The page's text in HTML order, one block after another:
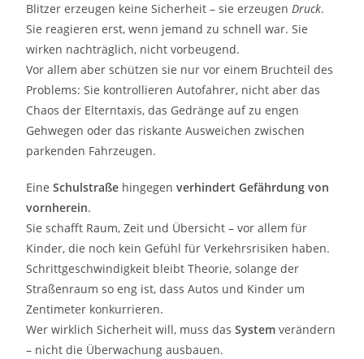
Blitzer erzeugen keine Sicherheit – sie erzeugenDruck.
Sie reagieren erst, wenn jemand zu schnell war. Sie
wirken nachträglich, nicht vorbeugend.
Vor allem aber schützen sie nur vor einem Bruchteil des
Problems: Sie kontrollieren Autofahrer, nicht aber das
Chaos der Elterntaxis, das Gedränge auf zu engen
Gehwegen oder das riskante Ausweichen zwischen
parkenden Fahrzeugen.
EineSchulstraße hingegenverhindert Gefährdung von
vornherein.
Sie schafft Raum, Zeit und Übersicht – vor allem für
Kinder, die noch kein Gefühl für Verkehrsrisiken haben.
Schrittgeschwindigkeit bleibt Theorie, solange der
Straßenraum so eng ist, dass Autos und Kinder um
Zentimeter konkurrieren.
Wer wirklich Sicherheit will, muss dasSystem verändern
– nicht die Überwachung ausbauen.